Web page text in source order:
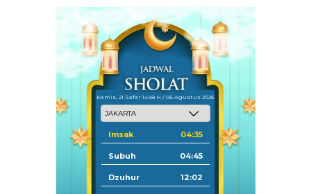
Kamis, 21 Safar 1448 H / 06 Agustus 2026
Imsak 04:35
Subuh 04:45
Dzuhur 12:02